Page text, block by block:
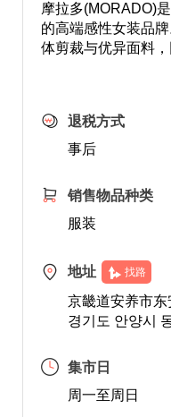
摩拉多(MORADO)
的高端感性女装品
体剪裁与优异面料
退税方式
事后
销售物品种类
服装
地址 找路
京畿道安养市
경기도 안양시
集市日
周一至周日